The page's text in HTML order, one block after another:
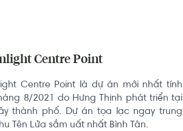
Centre Point
Centre Point là dự án mới nhất tính
8/2021 do Hưng Thịnh phát triển tại
thành phố. Dự án tọa lạc ngay trung
Tên Lửa sầm uất nhất Bình Tân.